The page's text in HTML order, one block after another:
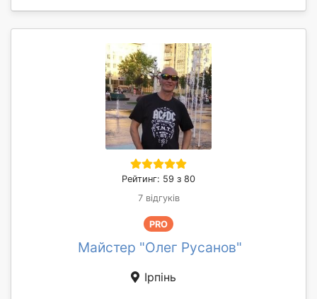
Рейтинг: 59 з 80
7 відгуків
PRO
Майстер "Олег Русанов"
Ірпінь